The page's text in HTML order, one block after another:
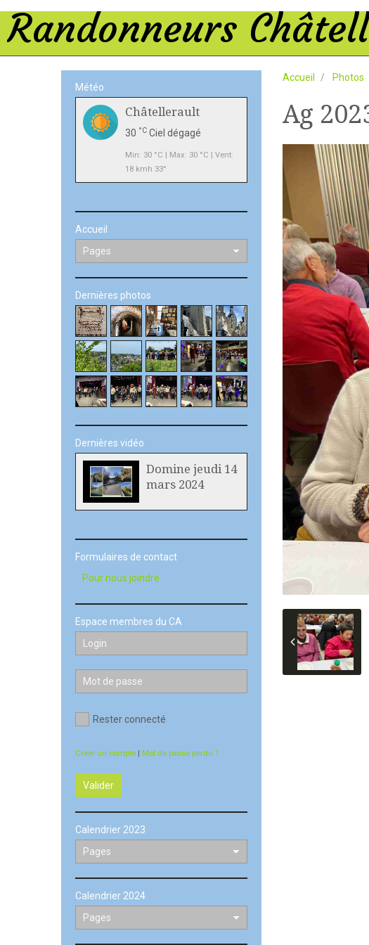
Randonneurs
Accueil Photos
Ag
Météo
Châtellerault
30 °C Ciel dégagé
Min: 30 °C | Max: 30 °C | Vent:
18 kmh 33°
Accueil
Dernières photos
Dernières vidéo
Domine jeudi 14
mars 2024
Formulaires de contact
Pour nous joindre
Espace membres du CA
Rester connecté
Créer un compte | Mot de passe perdu ?
Valider
Calendrier 2023
Calendrier 2024